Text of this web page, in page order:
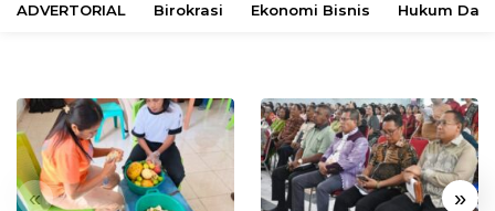
ADVERTORIAL Birokrasi Ekonomi Bisnis Hukum
« »